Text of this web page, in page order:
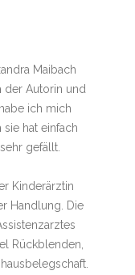
Maibach
der Autorin und
ich mich
hat einfach
gefällt.
Kinderärztin
Handlung. Die
Rückblenden,